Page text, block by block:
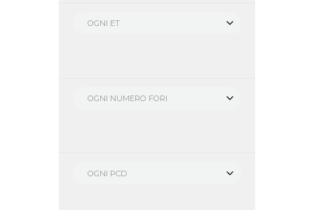
OGNI ET
OGNI NUMERO FORI
OGNI PCD